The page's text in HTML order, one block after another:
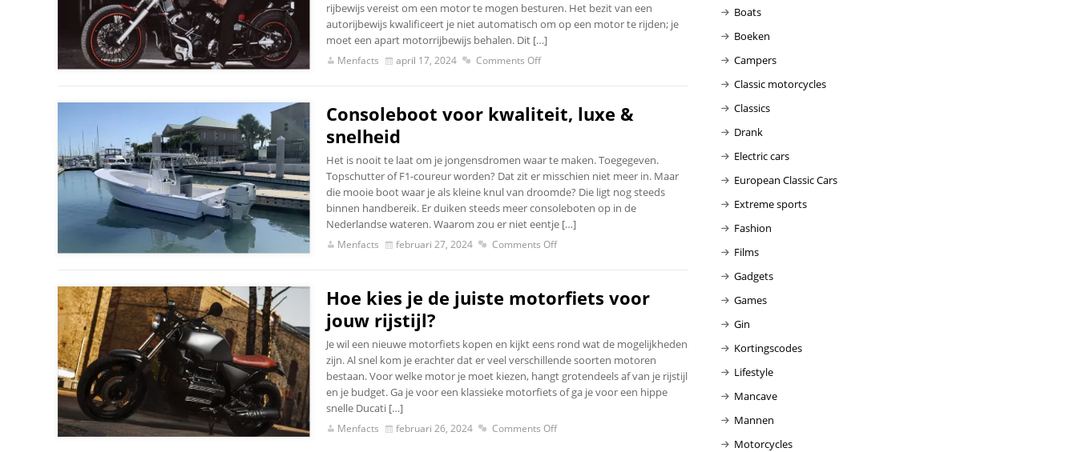
rijbewijs vereist om een motor te mogen besturen. Het bezit van een
autorijbewijs kwalificeert je niet automatisch om op een motor te rijden; je
moet een apart motorrijbewijs behalen. Dit […]
Menfacts april 17, 2024 Comments Off
Consoleboot voor kwaliteit, luxe &
snelheid
Het is nooit te laat om je jongensdromen waar te maken. Toegegeven.
Topschutter of F1-coureur worden? Dat zit er misschien niet meer in. Maar
die mooie boot waar je als kleine knul van droomde? Die ligt nog steeds
binnen handbereik. Er duiken steeds meer consoleboten op in de
Nederlandse wateren. Waarom zou er niet eentje […]
Menfacts februari 27, 2024 Comments Off
Hoe kies je de juiste motorfiets voor
jouw rijstijl?
Je wil een nieuwe motorfiets kopen en kijkt eens rond wat de mogelijkheden
zijn. Al snel kom je erachter dat er veel verschillende soorten motoren
bestaan. Voor welke motor je moet kiezen, hangt grotendeels af van je rijstijl
en je budget. Ga je voor een klassieke motorfiets of ga je voor een hippe
snelle Ducati […]
Menfacts februari 26, 2024 Comments Off
Boats
Boeken
Campers
Classic motorcycles
Classics
Drank
Electric cars
European Classic Cars
Extreme sports
Fashion
Films
Gadgets
Games
Gin
Kortingscodes
Lifestyle
Mancave
Mannen
Motorcycles